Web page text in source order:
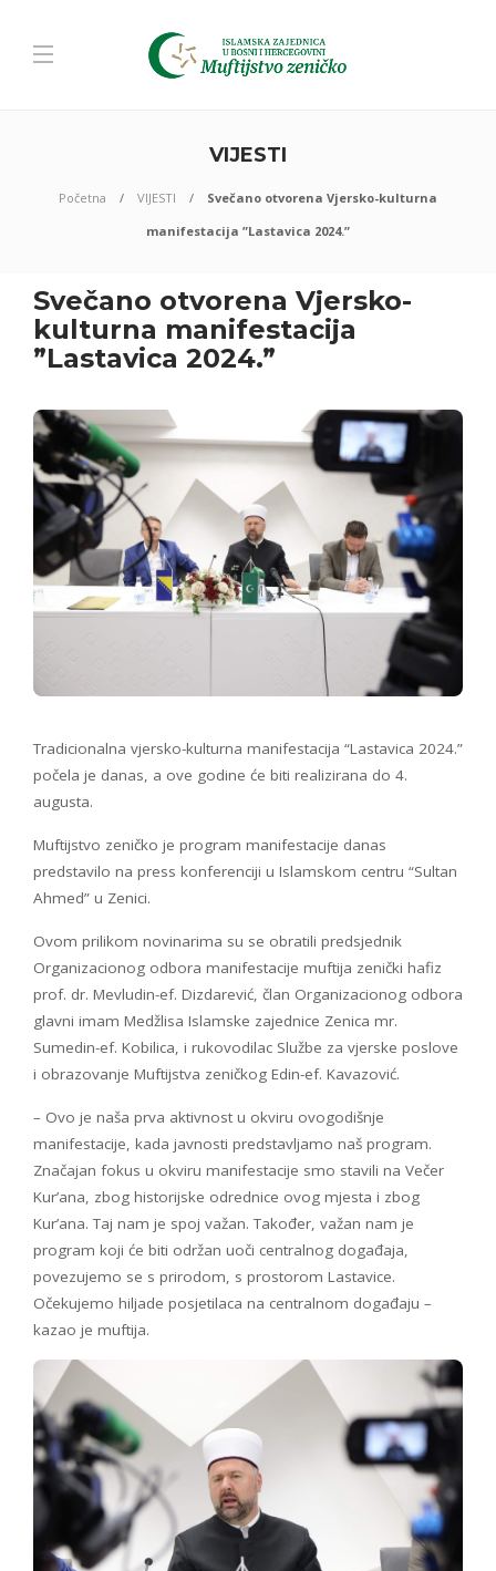
VIJESTI
Početna VIJESTI
Svečano otvorena Vjersko-kulturna
manifestacija ”Lastavica 2024.”
Svečano otvorena Vjersko-
kulturna manifestacija
”Lastavica 2024.”
Tradicionalna vjersko-kulturna manifestacija “Lastavica 2024.”
počela je danas, a ove godine će biti realizirana do 4.
augusta.
Muftijstvo zeničko je program manifestacije danas
predstavilo na press konferenciji u Islamskom centru “Sultan
Ahmed” u Zenici.
Ovom prilikom novinarima su se obratili predsjednik
Organizacionog odbora manifestacije muftija zenički hafiz
prof. dr. Mevludin-ef. Dizdarević, član Organizacionog odbora
glavni imam Medžlisa Islamske zajednice Zenica mr.
Sumedin-ef. Kobilica, i rukovodilac Službe za vjerske poslove
i obrazovanje Muftijstva zeničkog Edin-ef. Kavazović.
– Ovo je naša prva aktivnost u okviru ovogodišnje
manifestacije, kada javnosti predstavljamo naš program.
Značajan fokus u okviru manifestacije smo stavili na Večer
Kur’ana, zbog historijske odrednice ovog mjesta i zbog
Kur’ana. Taj nam je spoj važan. Također, važan nam je
program koji će biti održan uoči centralnog događaja,
povezujemo se s prirodom, s prostorom Lastavice.
Očekujemo hiljade posjetilaca na centralnom događaju –
kazao je muftija.